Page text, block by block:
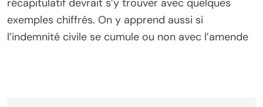
récapitulatif devrait s’y trouver avec quelques
exemples chiffrés. On y apprend aussi si
l’indemnité civile se cumule ou non avec l’amende